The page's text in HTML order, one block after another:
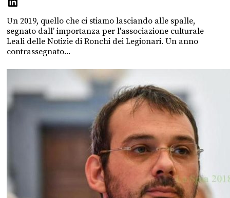
Un 2019, quello che ci stiamo lasciando alle spalle,
segnato dall’ importanza per l'associazione culturale
Leali delle Notizie di Ronchi dei Legionari. Un anno
contrassegnato...